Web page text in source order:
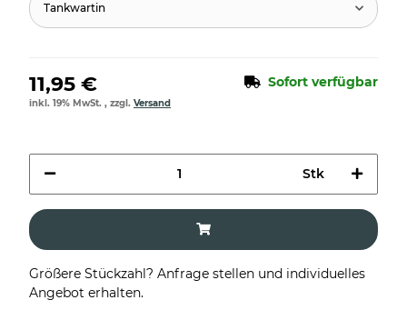
Tankwartin
11,95 € Sofort verfügbar
inkl. 19% MwSt. , zzgl. Versand
Stk
Größere Stückzahl? Anfrage stellen und individuelles
Angebot erhalten.